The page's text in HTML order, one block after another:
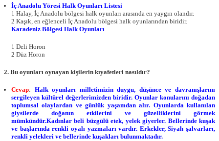
İç Anadolu Yöresi Halk Oyunları Listesi
1 Halay, İç Anadolu bölgesi halk oyunları arasında en yaygın olandır.
2 Kaşık, en eğlenceli İç Anadolu bölgesi halk oyunlarından biridir.
Karadeniz Bölgesi Halk Oyunları
1 Deli Horon
2 Düz Horon
2. Bu oyunları oynayan kişilerin kıyafetleri nasıldır?
Cevap: Halk oyunları milletimizin duygu, düşünce ve davranışlarını
sergileyen kültürel değerlerimizden biridir. Oyunlar konularını doğadan
toplumsal olaylardan ve günlük yaşamdan alır. Oyunlarda kullanılan
giysilerde doğanın etkilerini ve güzelliklerini görmek
mümkündür.Kadınlar beli büzgülü etek, yelek giyerler. Bellerinde kuşak
ve başlarında renkli oyalı yazmaları vardır. Erkekler, Siyah şalvarları,
renkli yelekleri ve bellerinde kuşakları bulunmaktadır.